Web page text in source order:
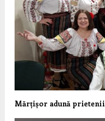
Mărțișor adună prietenii